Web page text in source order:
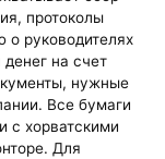
протоколы
о руководителях
на счет
нужные
Все бумаги
с хорватскими
Для